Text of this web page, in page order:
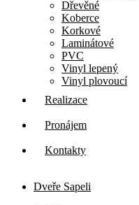
Dřevěné
Koberce
Korkové
Laminátové
PVC
Vinyl lepený
Vinyl plovoucí
Realizace
Pronájem
Kontakty
Dveře Sapeli